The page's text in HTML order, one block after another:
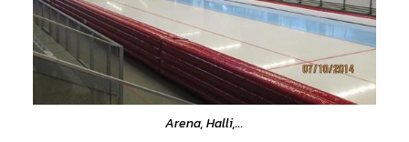
Arena, Halli,...